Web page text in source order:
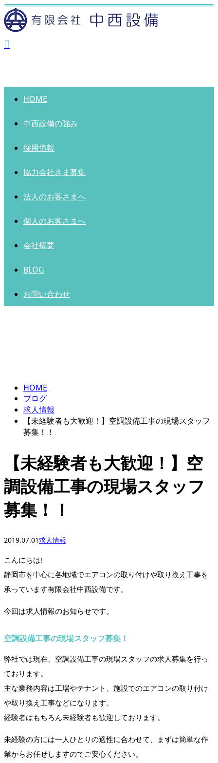
HOME
中西設備の強み
採用情報
協力会社さま募集
法人のお客さまへ
個人のお客さまへ
会社概要
BLOG
お問い合わせ
HOME
ブログ
求人情報
【未経験者も大歓迎！】空調設備工事の現場スタッフ
募集！！
【未経験者も大歓迎！】空
調設備工事の現場スタッフ
募集！！
2019.07.01求人情報
こんにちは!
静岡市を中心に各地域でエアコンの取り付けや取り換え工事を
承っています有限会社中西設備です。
今回は求人情報のお知らせです。
空調設備工事の現場スタッフ募集！
弊社では現在、空調設備工事の現場スタッフの求人募集を行っ
ております。
主な業務内容は工場やテナント、施設でのエアコンの取り付け
や取り換え工事などになります。
経験者はもちろん未経験者も歓迎しております。
未経験の方には一人ひとりの適性に合わせて、まずは簡単な作
業からお任せしますのでご安心ください。